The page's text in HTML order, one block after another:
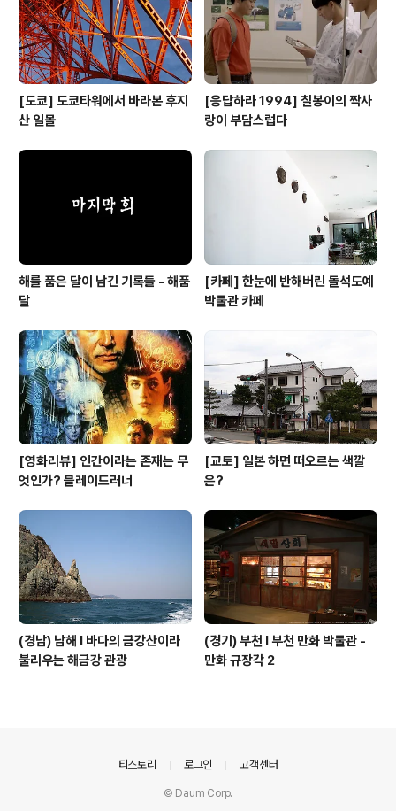
비물 : 녹말가루, 미나리(500원), 돼지고기 (2,5..
[도쿄] 도쿄타워에서 바라본 후지
산 일몰
[응답하라 1994] 칠봉이의 짝사
랑이 부담스럽다
해를 품은 달이 남긴 기록들 - 해품
달
[카페] 한눈에 반해버린 돌석도예
박물관 카페
[영화리뷰] 인간이라는 존재는 무
엇인가? 블레이드러너
[교토] 일본 하면 떠오르는 색깔
은?
(경남) 남해 l 바다의 금강산이라
불리우는 해금강 관광
(경기) 부천 l 부천 만화 박물관 -
만화 규장각 2
티스토리 로그인 고객센터
© Daum Corp.